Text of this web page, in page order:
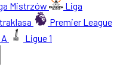
Mistrzów
Liga
Premier League
Ligue 1